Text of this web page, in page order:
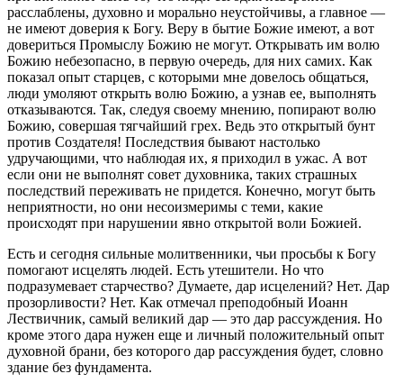
расслаблены, духовно и морально неустойчивы, а главное —
не имеют доверия к Богу. Веру в бытие Божие имеют, а вот
довериться Промыслу Божию не могут. Открывать им волю
Божию небезопасно, в первую очередь, для них самих. Как
показал опыт старцев, с которыми мне довелось общаться,
люди умоляют открыть волю Божию, а узнав ее, выполнять
отказываются. Так, следуя своему мнению, попирают волю
Божию, совершая тягчайший грех. Ведь это открытый бунт
против Создателя! Последствия бывают настолько
удручающими, что наблюдая их, я приходил в ужас. А вот
если они не выполнят совет духовника, таких страшных
последствий переживать не придется. Конечно, могут быть
неприятности, но они несоизмеримы с теми, какие
происходят при нарушении явно открытой воли Божией.
Есть и сегодня сильные молитвенники, чьи просьбы к Богу
помогают исцелять людей. Есть утешители. Но что
подразумевает старчество? Думаете, дар исцелений? Нет. Дар
прозорливости? Нет. Как отмечал преподобный Иоанн
Лествичник, самый великий дар — это дар рассуждения. Но
кроме этого дара нужен еще и личный положительный опыт
духовной брани, без которого дар рассуждения будет, словно
здание без фундамента.